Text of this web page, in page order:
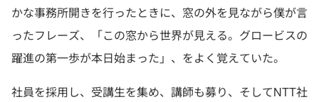
かな事務所開きを行ったときに、窓の外を見ながら僕が言
ったフレーズ、「この窓から世界が見える。グロービスの
躍進の第一歩が本日始まった」、をよく覚えていた。
社員を採用し、受講生を集め、講師も募り、そしてNTT社